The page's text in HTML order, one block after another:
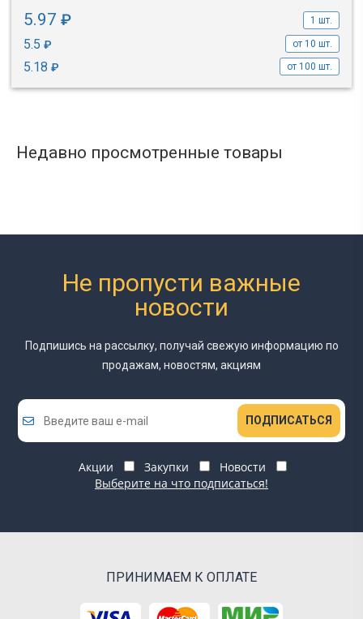
5.97 ₽ 1 шт.
5.5 ₽ от 10 шт.
5.18 ₽ от 100 шт.
Недавно просмотренные товары
Не пропусти важные
новости
Подпишись на рассылку, получай свежую информацию по
продажам, новостям, акциям
ПОДПИСАТЬСЯ
Акции Закупки
Новости
Выберите на что подписаться!
ПРИНИМАЕМ К ОПЛАТЕ